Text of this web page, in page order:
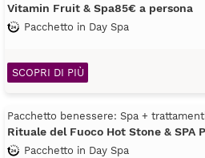
Vitamin Fruit & Spa85€ a persona
Pacchetto in Day Spa
SCOPRI DI PIÙ
Pacchetto benessere: Spa +
Rituale del Fuoco Hot Stone & SPA
Pacchetto in Day Spa